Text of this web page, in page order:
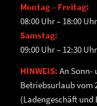
Montag – Freitag:
08:00 Uhr – 18:00 Uhr
Samstag:
09:00 Uhr – 12:30 Uhr
HINWEIS: An Sonn-
Betriebsurlaub vom
(Ladengeschäft und